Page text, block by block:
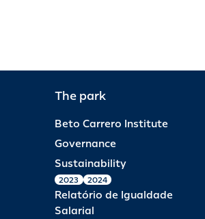
The park
Beto Carrero Institute
Governance
Sustainability
2023 2024
Relatório de Igualdade
Salarial